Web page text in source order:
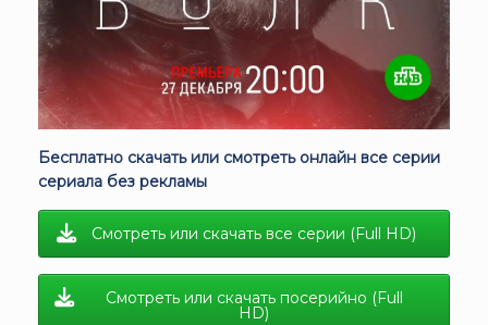
Бесплатно скачать или смотреть онлайн все серии
сериала без рекламы
Смотреть или скачать все серии (Full HD)
Смотреть или скачать посерийно (Full
HD)